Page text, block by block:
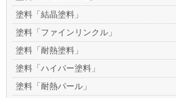
塗料「結晶塗料」
塗料「ファインリンクル」
塗料「耐熱塗料」
塗料「ハイパー塗料」
塗料「耐熱パール」